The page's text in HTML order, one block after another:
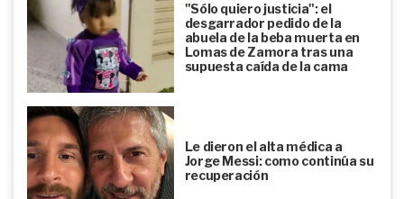
"Sólo quiero justicia": el
desgarrador pedido de la
abuela de la beba muerta en
Lomas de Zamora tras una
supuesta caída de la cama
Le dieron el alta médica a
Jorge Messi: como continúa su
recuperación